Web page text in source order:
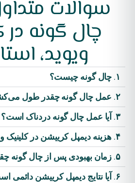
سوالات
چال گونه در
ویوید،
۱. چال گونه چیست؟
۲. عمل چال گونه چقدر طول می‌کشد؟
۳. آیا عمل چال گونه دردناک است؟
۴. هزینه دیمپل کرییشن در کلینیک ویوید چقدر است؟
۵. زمان بهبودی پس از چال گونه چقدر است؟
۶. آیا نتایج دیمپل کرییشن دائمی است؟